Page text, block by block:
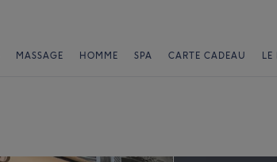
MASSAGE HOMME SPA CARTE CADEAU